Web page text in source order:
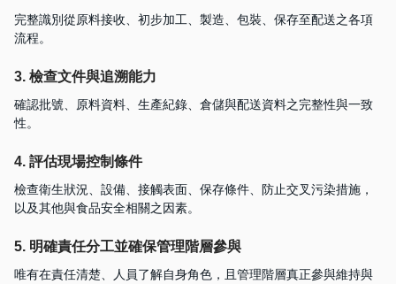
完整識別從原料接收、初步加工、製造、包裝、保存至配送之各項
流程。
3. 檢查文件與追溯能力
確認批號、原料資料、生產紀錄、倉儲與配送資料之完整性與一致
性。
4. 評估現場控制條件
檢查衛生狀況、設備、接觸表面、保存條件、防止交叉污染措施，
以及其他與食品安全相關之因素。
5. 明確責任分工並確保管理階層參與
唯有在責任清楚、人員了解自身角色，且管理階層真正參與維持與